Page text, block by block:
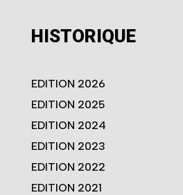
HISTORIQUE
EDITION 2026
EDITION 2025
EDITION 2024
EDITION 2023
EDITION 2022
EDITION 2021